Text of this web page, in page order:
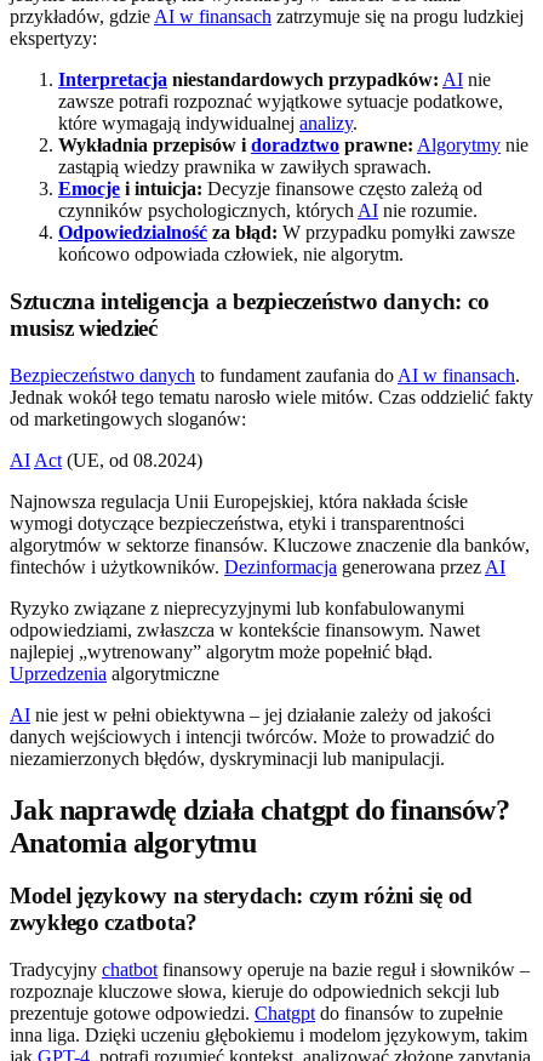
przykładów, gdzie AI w finansach zatrzymuje się na progu ludzkiej
ekspertyzy:
Interpretacja niestandardowych przypadków: AI nie
zawsze potrafi rozpoznać wyjątkowe sytuacje podatkowe,
które wymagają indywidualnej analizy.
Wykładnia przepisów i doradztwo prawne: Algorytmy nie
zastąpią wiedzy prawnika w zawiłych sprawach.
Emocje i intuicja: Decyzje finansowe często zależą od
czynników psychologicznych, których AI nie rozumie.
Odpowiedzialność za błąd: W przypadku pomyłki zawsze
końcowo odpowiada człowiek, nie algorytm.
Sztuczna inteligencja a bezpieczeństwo danych: co
musisz wiedzieć
Bezpieczeństwo danych to fundament zaufania do AI w finansach.
Jednak wokół tego tematu narosło wiele mitów. Czas oddzielić fakty
od marketingowych sloganów:
AI Act (UE, od 08.2024)
Najnowsza regulacja Unii Europejskiej, która nakłada ścisłe
wymogi dotyczące bezpieczeństwa, etyki i transparentności
algorytmów w sektorze finansów. Kluczowe znaczenie dla banków,
fintechów i użytkowników. Dezinformacja generowana przez AI
Ryzyko związane z nieprecyzyjnymi lub konfabulowanymi
odpowiedziami, zwłaszcza w kontekście finansowym. Nawet
najlepiej „wytrenowany” algorytm może popełnić błąd.
Uprzedzenia algorytmiczne
AI nie jest w pełni obiektywna – jej działanie zależy od jakości
danych wejściowych i intencji twórców. Może to prowadzić do
niezamierzonych błędów, dyskryminacji lub manipulacji.
Jak naprawdę działa chatgpt do finansów?
Anatomia algorytmu
Model językowy na sterydach: czym różni się od
zwykłego czatbota?
Tradycyjny chatbot finansowy operuje na bazie reguł i słowników –
rozpoznaje kluczowe słowa, kieruje do odpowiednich sekcji lub
prezentuje gotowe odpowiedzi. Chatgpt do finansów to zupełnie
inna liga. Dzięki uczeniu głębokiemu i modelom językowym, takim